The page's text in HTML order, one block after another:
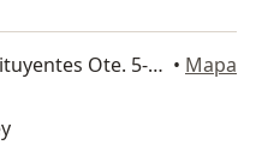
Plaza Mirador, Prol. Constituyentes Ote. 5-Local 46, El Mirador, Santiago de Querétaro • Mapa